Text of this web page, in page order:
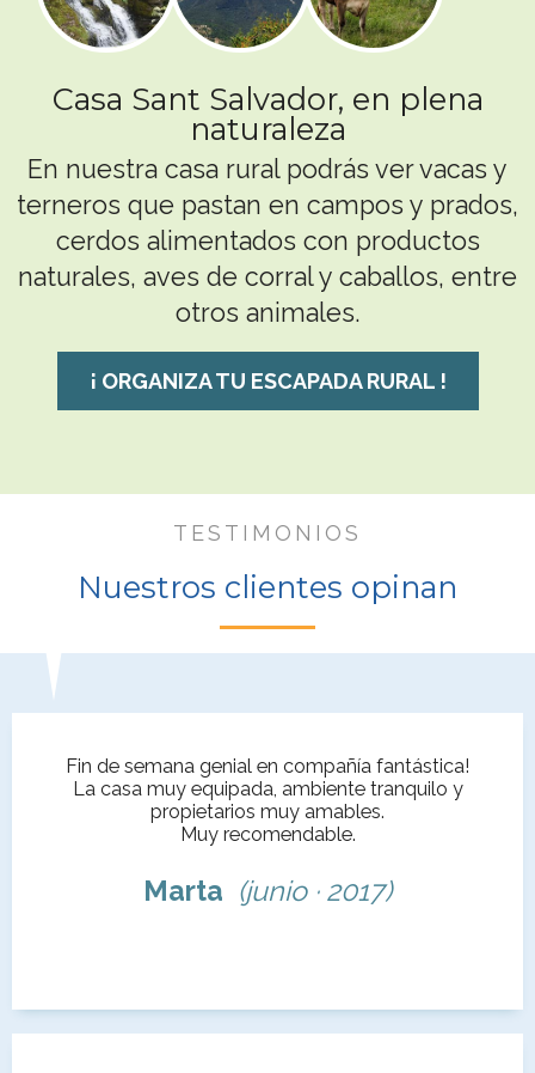
Casa Sant Salvador, en plena
naturaleza
En nuestra casa rural podrás ver vacas y
terneros que pastan en campos y prados,
cerdos alimentados con productos
naturales, aves de corral y caballos, entre
otros animales.
¡ ORGANIZA TU ESCAPADA RURAL !
TESTIMONIOS
Nuestros clientes opinan
Fin de semana genial en compañía fantástica!
La casa muy equipada, ambiente tranquilo y
propietarios muy amables.
Muy recomendable.
Marta (junio · 2017)